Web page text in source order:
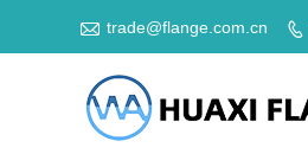
 trade@flange.com.cn 